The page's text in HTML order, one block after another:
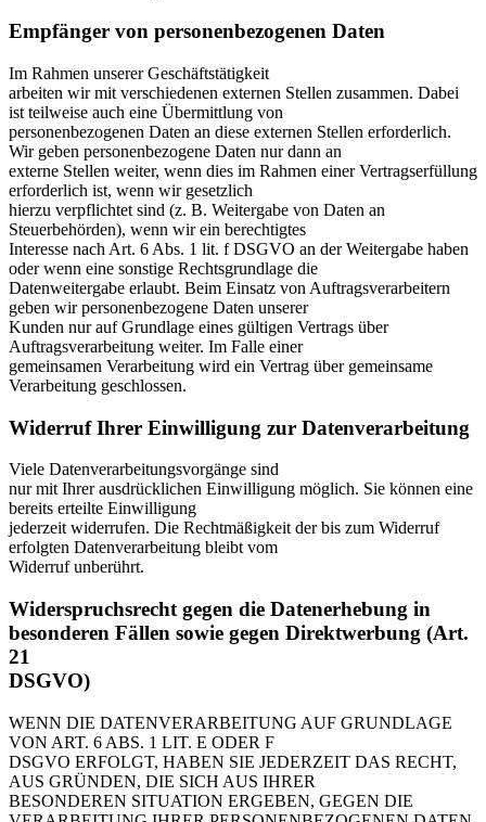
Empfänger von personenbezogenen Daten
Im Rahmen unserer Geschäftstätigkeit
arbeiten wir mit verschiedenen externen Stellen zusammen. Dabei
ist teilweise auch eine Übermittlung von
personenbezogenen Daten an diese externen Stellen erforderlich.
Wir geben personenbezogene Daten nur dann an
externe Stellen weiter, wenn dies im Rahmen einer Vertragserfüllung
erforderlich ist, wenn wir gesetzlich
hierzu verpflichtet sind (z. B. Weitergabe von Daten an
Steuerbehörden), wenn wir ein berechtigtes
Interesse nach Art. 6 Abs. 1 lit. f DSGVO an der Weitergabe haben
oder wenn eine sonstige Rechtsgrundlage die
Datenweitergabe erlaubt. Beim Einsatz von Auftragsverarbeitern
geben wir personenbezogene Daten unserer
Kunden nur auf Grundlage eines gültigen Vertrags über
Auftragsverarbeitung weiter. Im Falle einer
gemeinsamen Verarbeitung wird ein Vertrag über gemeinsame
Verarbeitung geschlossen.
Widerruf Ihrer Einwilligung zur Datenverarbeitung
Viele Datenverarbeitungsvorgänge sind
nur mit Ihrer ausdrücklichen Einwilligung möglich. Sie können eine
bereits erteilte Einwilligung
jederzeit widerrufen. Die Rechtmäßigkeit der bis zum Widerruf
erfolgten Datenverarbeitung bleibt vom
Widerruf unberührt.
Widerspruchsrecht gegen die Datenerhebung in
besonderen Fällen sowie gegen Direktwerbung (Art.
21
DSGVO)
WENN DIE DATENVERARBEITUNG AUF GRUNDLAGE
VON ART. 6 ABS. 1 LIT. E ODER F
DSGVO ERFOLGT, HABEN SIE JEDERZEIT DAS RECHT,
AUS GRÜNDEN, DIE SICH AUS IHRER
BESONDEREN SITUATION ERGEBEN, GEGEN DIE